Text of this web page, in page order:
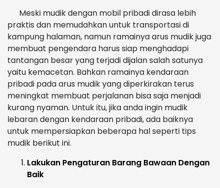
Meski mudik dengan mobil pribadi dirasa lebih
praktis dan memudahkan untuk transportasi di
kampung halaman, namun ramainya arus mudik juga
membuat pengendara harus siap menghadapi
tantangan besar yang terjadi dijalan salah satunya
yaitu kemacetan. Bahkan ramainya kendaraan
pribadi pada arus mudik yang diperkirakan terus
meningkat membuat perjalanan bisa saja menjadi
kurang nyaman. Untuk itu, jika anda ingin mudik
lebaran dengan kendaraan pribadi, ada baiknya
untuk mempersiapkan beberapa hal seperti tips
mudik berikut ini.
Lakukan Pengaturan Barang Bawaan Dengan
Baik